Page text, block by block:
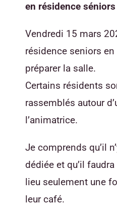
en résidence
Vendredi 15 mars
résidence seniors en
préparer la salle.
Certains résidents
rassemblés autour
l’animatrice.
Je comprends qu’il
dédiée et qu’il
lieu seulement une
leur café.